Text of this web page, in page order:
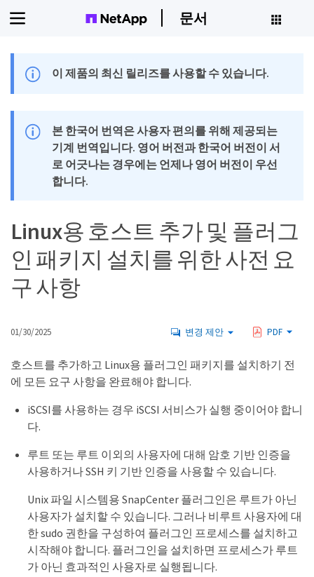
문서
이 제품의 최신 릴리즈를 사용할 수 있습니다.
본 한국어 번역은 사용자 편의를 위해 제공되는
기계 번역입니다. 영어 버전과 한국어 버전이 서
로 어긋나는 경우에는 언제나 영어 버전이 우선
합니다.
Linux용 호스트 추가 및 플러그
인 패키지 설치를 위한 사전 요
구 사항
01/30/2025 변경 제안 PDF
호스트를 추가하고 Linux용 플러그인 패키지를 설치하기 전
에 모든 요구 사항을 완료해야 합니다.
iSCSI를 사용하는 경우 iSCSI 서비스가 실행 중이어야 합니
다.
루트 또는 루트 이외의 사용자에 대해 암호 기반 인증을
사용하거나 SSH 키 기반 인증을 사용할 수 있습니다.
Unix 파일 시스템용 SnapCenter 플러그인은 루트가 아닌
사용자가 설치할 수 있습니다. 그러나 비루트 사용자에 대
한 sudo 권한을 구성하여 플러그인 프로세스를 설치하고
시작해야 합니다. 플러그인을 설치하면 프로세스가 루트
가 아닌 효과적인 사용자로 실행됩니다.